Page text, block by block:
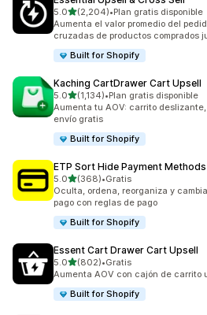
5.0de 5 estrellas
(2,204)
2204 reseñas en total
•Plan gratis disponible
Aumenta el valor promedio del
cruzadas de productos comprados
Built for Shopify
Kaching CartDrawer Cart Upsell
5.0de 5 estrellas
(1,134)
1134 reseñas en total
•Plan gratis disponible
Aumenta tu AOV: carrito
envío gratis
Built for Shopify
ETP Sort Hide Payment Methods
5.0de 5 estrellas
(368)
368 reseñas en total
•Gratis
Oculta, ordena, reorganiza y
pago con reglas de pago
Built for Shopify
Essent Cart Drawer Cart Upsell
5.0de 5 estrellas
(802)
802 reseñas en total
•Gratis
Aumenta AOV con cajón de carrito
Built for Shopify